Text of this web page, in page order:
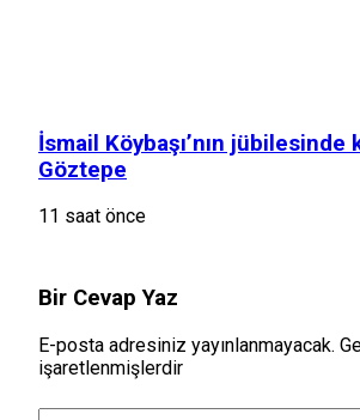
İsmail Köybaşı’nın jübilesinde
Göztepe
11 saat önce
Bir Cevap Yaz
E-posta adresiniz yayınlanmayacak.
işaretlenmişlerdir